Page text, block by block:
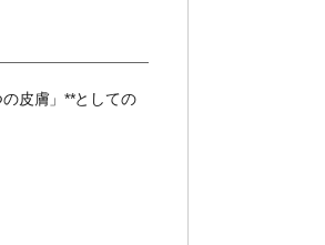
皮膚」**としての